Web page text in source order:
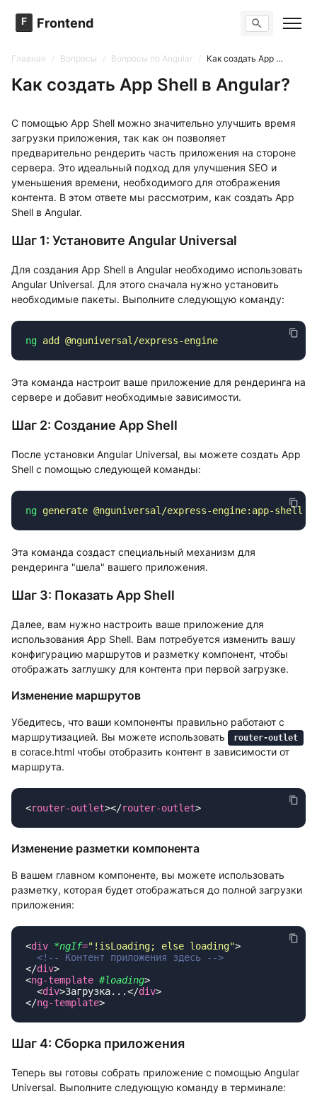
F Frontend Поиск по сайту
Тренажер вопросов
Тесты
Задачи
Главная Вопросы Вопросы по Angular Как создать App Shell в Angular?
Как создать App Shell в Angular?
С помощью App Shell можно значительно улучшить время
загрузки приложения, так как он позволяет
предварительно рендерить часть приложения на стороне
сервера. Это идеальный подход для улучшения SEO и
уменьшения времени, необходимого для отображения
контента. В этом ответе мы рассмотрим, как создать App
Shell в Angular.
Шаг 1: Установите Angular Universal
Для создания App Shell в Angular необходимо использовать
Angular Universal. Для этого сначала нужно установить
необходимые пакеты. Выполните следующую команду:
ng add
Эта команда настроит ваше приложение для рендеринга на
сервере и добавит необходимые зависимости.
Шаг 2: Создание App Shell
После установки Angular Universal, вы можете создать App
Shell с помощью следующей команды:
ng generate
Эта команда создаст специальный механизм для
рендеринга "шела" вашего приложения.
Шаг 3: Показать App Shell
Далее, вам нужно настроить ваше приложение для
использования App Shell. Вам потребуется изменить вашу
конфигурацию маршрутов и разметку компонент, чтобы
отображать заглушку для контента при первой загрузке.
Изменение маршрутов
Убедитесь, что ваши компоненты правильно работают с
маршрутизацией. Вы можете использовать
router-outlet
в corace.html чтобы отобразить контент в зависимости от
маршрута.
<router-outlet></router-outlet
Изменение разметки компонента
В вашем главном компоненте, вы можете использовать
разметку, которая будет отображаться до полной загрузки
приложения:
<div *ngIf=" !isLoading; else loading"
</div
<ng-template #loading
  <
div>Загрузка...</div
</ng-template
Шаг 4: Сборка приложения
Теперь вы готовы собрать приложение с помощью Angular
Universal. Выполните следующую команду в терминале: